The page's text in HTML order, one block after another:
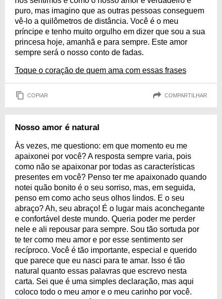
puro, mas imagino que as outras pessoas conseguem
vê-lo a quilômetros de distância. Você é o meu
príncipe e tenho muito orgulho em dizer que sou a sua
princesa hoje, amanhã e para sempre. Este amor
sempre será o nosso conto de fadas.
Toque o coração de quem ama com essas frases
COPIAR COMPARTILHAR
Nosso amor é natural
Às vezes, me questiono: em que momento eu me
apaixonei por você? A resposta sempre varia, pois
como não se apaixonar por todas as características
presentes em você? Penso ter me apaixonado quando
notei quão bonito é o seu sorriso, mas, em seguida,
penso em como acho seus olhos lindos. E o seu
abraço? Ah, seu abraço! É o lugar mais aconchegante
e confortável deste mundo. Queria poder me perder
nele e ali repousar para sempre. Sou tão sortuda por
te ter como meu amor e por esse sentimento ser
recíproco. Você é tão importante, especial e querido
que parece que eu nasci para te amar. Isso é tão
natural quanto essas palavras que escrevo nesta
carta. Sei que é uma simples declaração, mas aqui
coloco todo o meu amor e o meu carinho por você.